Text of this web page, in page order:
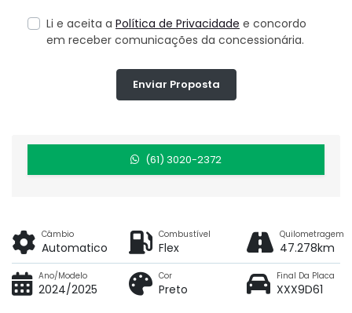
(61) 3020-2372
Li e aceita a Política de Privacidade e concordo
em receber comunicações da concessionária.
Enviar Proposta
Câmbio
Automatico
Combustível
Flex
Quilometragem
47.278km
Ano/Modelo
2024/2025
Cor
Preto
Final Da Placa
XXX9D61